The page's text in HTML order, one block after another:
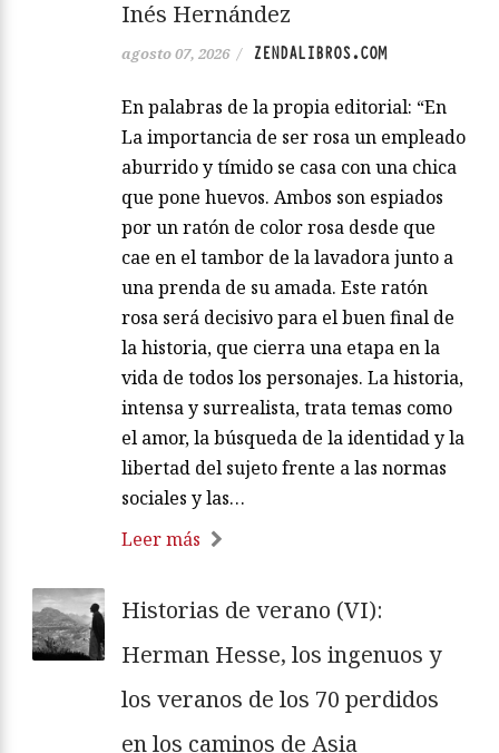
Inés Hernández
agosto 07, 2026 / ZENDALIBROS.COM
En palabras de la propia editorial: “En
La importancia de ser rosa un empleado
aburrido y tímido se casa con una chica
que pone huevos. Ambos son espiados
por un ratón de color rosa desde que
cae en el tambor de la lavadora junto a
una prenda de su amada. Este ratón
rosa será decisivo para el buen final de
la historia, que cierra una etapa en la
vida de todos los personajes. La historia,
intensa y surrealista, trata temas como
el amor, la búsqueda de la identidad y la
libertad del sujeto frente a las normas
sociales y las…
Leer más
Historias de verano (VI):
Herman Hesse, los ingenuos y
los veranos de los 70 perdidos
en los caminos de Asia